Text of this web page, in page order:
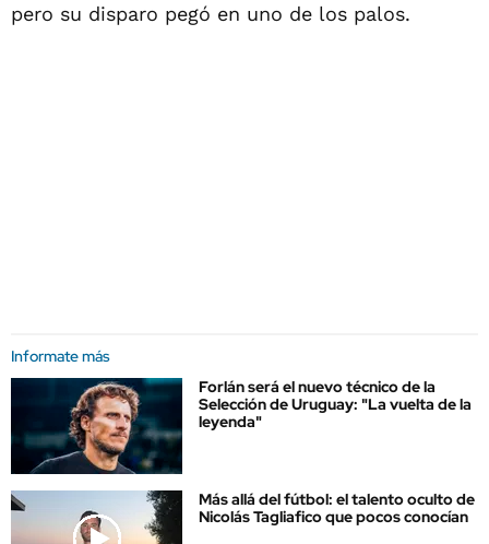
pero su disparo pegó en uno de los palos.
Informate más
Forlán será el nuevo técnico de la
Selección de Uruguay: "La vuelta de la
leyenda"
Más allá del fútbol: el talento oculto de
Nicolás Tagliafico que pocos conocían